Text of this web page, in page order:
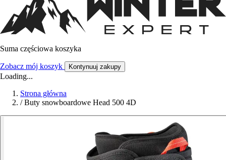
Suma częściowa koszyka
Zobacz mój koszyk Kontynuuj zakupy
Loading...
Strona główna
/ Buty snowboardowe Head 500 4D